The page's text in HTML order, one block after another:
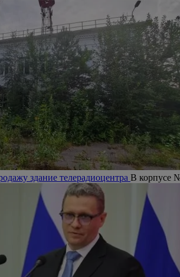
здание телерадиоцентра В корпусе